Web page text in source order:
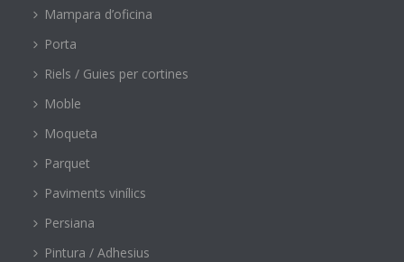
Mampara d’oficina
Porta
Riels / Guies per cortines
Moble
Moqueta
Parquet
Paviments vinílics
Persiana
Pintura / Adhesius